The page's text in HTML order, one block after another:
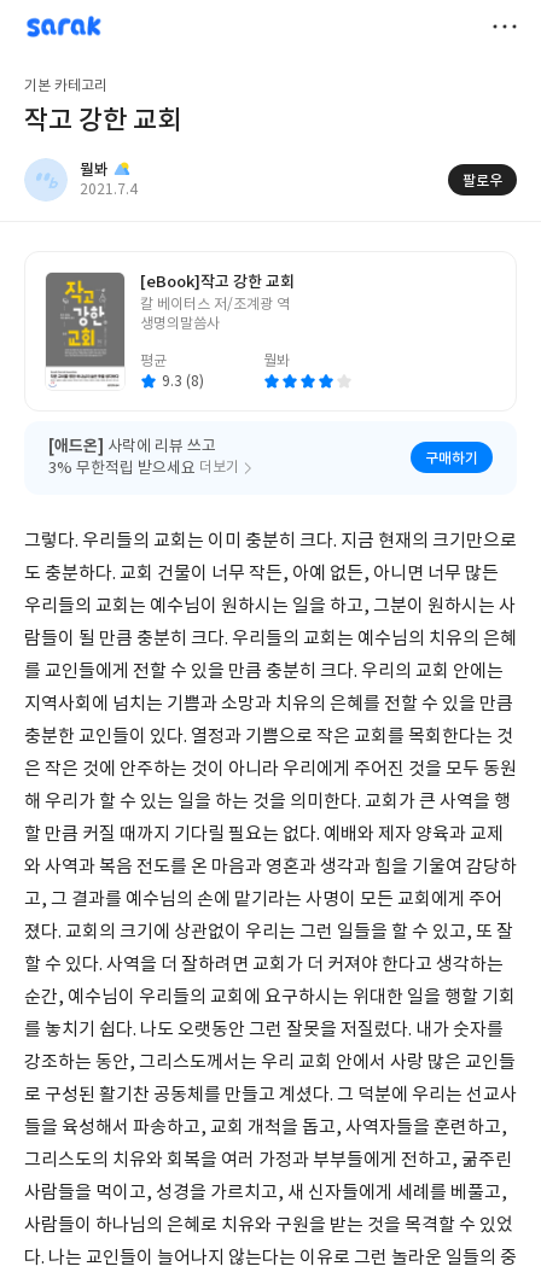
sarak
뭘봐
기본 카테고리
작고 강한 교회
뭘봐
작
2021.7.4
팔로우
[eBook]작고 강한 교회
글
쓴
칼 베이터스 저/조계광 역
생명의말씀사
평균
9.3 (8)
뭘봐
[애드온] 사락에 리뷰 쓰고
3% 무한적립 받으세요 더보기
구매하기
그렇다. 우리들의 교회는 이미 충분히 크다. 지금 현재의 크기만으로
도 충분하다. 교회 건물이 너무 작든, 아예 없든, 아니면 너무 많든
우리들의 교회는 예수님이 원하시는 일을 하고, 그분이 원하시는 사
람들이 될 만큼 충분히 크다. 우리들의 교회는 예수님의 치유의 은혜
를 교인들에게 전할 수 있을 만큼 충분히 크다. 우리의 교회 안에는
지역사회에 넘치는 기쁨과 소망과 치유의 은혜를 전할 수 있을 만큼
충분한 교인들이 있다. 열정과 기쁨으로 작은 교회를 목회한다는 것
은 작은 것에 안주하는 것이 아니라 우리에게 주어진 것을 모두 동원
해 우리가 할 수 있는 일을 하는 것을 의미한다. 교회가 큰 사역을 행
할 만큼 커질 때까지 기다릴 필요는 없다. 예배와 제자 양육과 교제
와 사역과 복음 전도를 온 마음과 영혼과 생각과 힘을 기울여 감당하
고, 그 결과를 예수님의 손에 맡기라는 사명이 모든 교회에게 주어
졌다. 교회의 크기에 상관없이 우리는 그런 일들을 할 수 있고, 또 잘
할 수 있다. 사역을 더 잘하려면 교회가 더 커져야 한다고 생각하는
순간, 예수님이 우리들의 교회에 요구하시는 위대한 일을 행할 기회
를 놓치기 쉽다. 나도 오랫동안 그런 잘못을 저질렀다. 내가 숫자를
강조하는 동안, 그리스도께서는 우리 교회 안에서 사랑 많은 교인들
로 구성된 활기찬 공동체를 만들고 계셨다. 그 덕분에 우리는 선교사
들을 육성해서 파송하고, 교회 개척을 돕고, 사역자들을 훈련하고,
그리스도의 치유와 회복을 여러 가정과 부부들에게 전하고, 굶주린
사람들을 먹이고, 성경을 가르치고, 새 신자들에게 세례를 베풀고,
사람들이 하나님의 은혜로 치유와 구원을 받는 것을 목격할 수 있었
다. 나는 교인들이 늘어나지 않는다는 이유로 그런 놀라운 일들의 중